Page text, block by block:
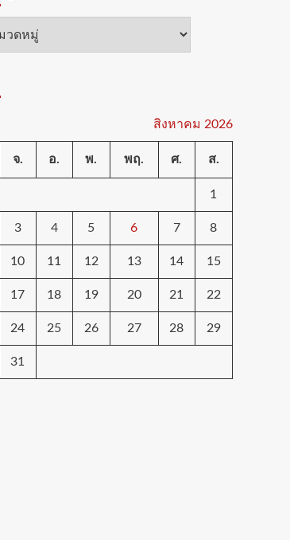
สิงหาคม 2026
จ. อ. พ. พฤ. ศ. ส.
1
3 4 5 6 7 8
10 11 12 13 14 15
17 18 19 20 21 22
24 25 26 27 28 29
31